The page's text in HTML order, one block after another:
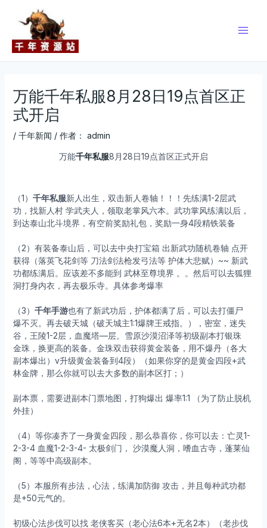
万能千年私服8月28日19点首区正
式开启
/ 千年新闻 / 作者： admin
万能千年私服8月28日19点首区正式开启
（1） 千年私服新人出生，双击新人卷轴！！！先练满1-2层武
功，找新人村 学武夫人，领取老掌风六本。武功掌风练满以后，
到达泰山北斗境界，有空前奖励礼包，奖励一身4段精铁装备
（2）有装备泰山后，可以去中央打宝箱 出新武功随机卷轴 点开
获得（落英飞花剑等 刀法剑法枪发弓法等 护体大悲赋）~~ 新武
功都练满后。应该差不多能到 武林至尊境界 。。然后可以去狐狸
洞打身内衣，再去极乐寺。具体参考爆率
（3） 千年手游也有了新武功后，护体都满了后，可以去打僵尸
爆不灭。再去破天城（破天城主1:1爆牌王戒指。），密室，迷失
谷，王陵1-2层，血魔塔—层。雪原沙漠沼泽等初级副本打银珠
金珠，换更高的装备。金珠双击获得黄金装备，用不爆丹（各大
副本爆出）v升级黄金装备到4段）（如果你穿的是黄金四段+武
林金牌，那么你就可以去大多数的副本区打；）
副本票，需要进副本门票地图，打狗爆出 爆率1:1 （为了防止脱机
外挂）
（4）等你凑齐了一身黄金四段，那么恭喜你，你可以去：亡灵1-
2-3-4 血魔1-2-3-4- 太极剑门， 沙漠魔人洞，嗜血古寺，蓬莱仙
阁，等等中高级副本。
（5）本服所有步法，心法，练满加防御 攻击，并且每种武功都
是+50元气的。
初级心法步伐可以找 老侠客买（老心法6本+无名2本）（老步伐
navigation